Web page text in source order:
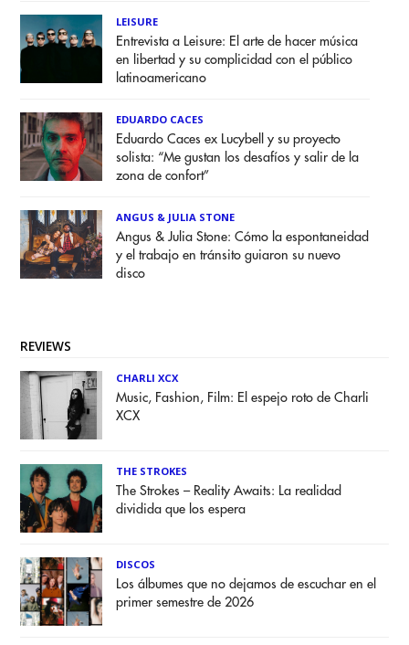
LEISURE
Entrevista a Leisure: El arte de hacer música
en libertad y su complicidad con el público
latinoamericano
EDUARDO CACES
Eduardo Caces ex Lucybell y su proyecto
solista: “Me gustan los desafíos y salir de la
zona de confort”
ANGUS & JULIA STONE
Angus & Julia Stone: Cómo la espontaneidad
y el trabajo en tránsito guiaron su nuevo
disco
REVIEWS
CHARLI XCX
Music, Fashion, Film: El espejo roto de Charli
XCX
THE STROKES
The Strokes – Reality Awaits: La realidad
dividida que los espera
DISCOS
Los álbumes que no dejamos de escuchar en el
primer semestre de 2026